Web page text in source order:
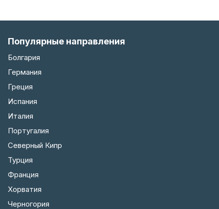
Популярные направления
Болгария
Германия
Греция
Испания
Италия
Португалия
Северный Кипр
Турция
Франция
Хорватия
Черногория